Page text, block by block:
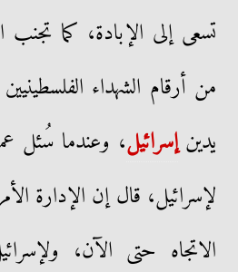
تسعى إلى الإبادة، كما
من أرقام الشهداء
يدينإسرائيل، وعندما سُئل
لإسرائيل، قال إن الإدارة
الاتجاه حتى الآن،